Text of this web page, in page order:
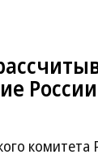
комитета